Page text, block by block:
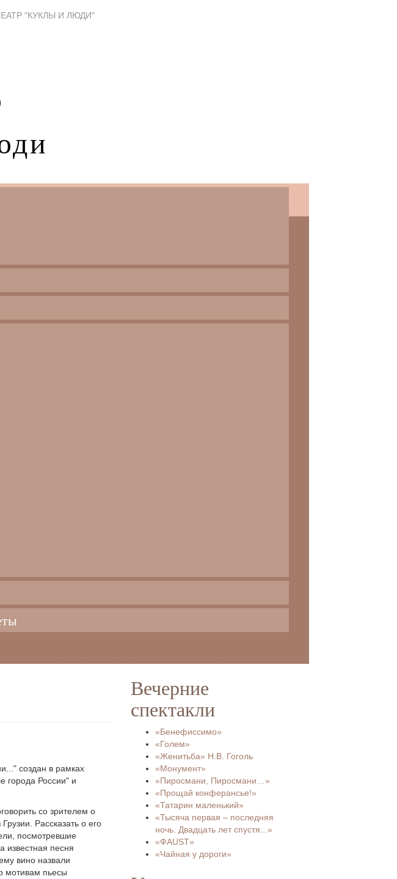
"КУКЛЫ И ЛЮДИ"
создан в рамках
города России" и
со зрителем о
Рассказать о его
посмотревшие
известная песня
вино назвали
мотивам пьесы
Вечерние
спектакли
«Бенефиссимо»
«Голем»
«Женитьба» Н.В. Гоголь
«Монумент»
«Пиросмани, Пиросмани…»
«Прощай конферансье!»
«Татарин маленький»
«Тысяча первая – последняя
ночь. Двадцать лет спустя...»
«ФAUST»
«Чайная у дороги»